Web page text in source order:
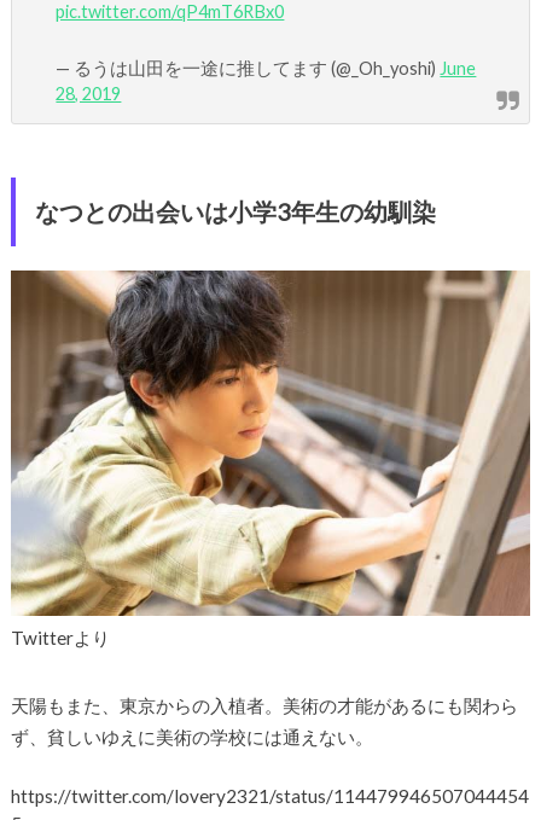
pic.twitter.com/qP4mT6RBx0
— るうは山田を一途に推してます (@_Oh_yoshi) June
28, 2019
なつとの出会いは小学3年生の幼馴染
Twitterより
天陽もまた、東京からの入植者。美術の才能があるにも関わら
ず、貧しいゆえに美術の学校には通えない。
https://twitter.com/lovery2321/status/114479946507044454